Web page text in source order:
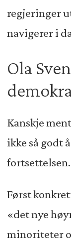
regjeringer
navigerer i
Ola
Kanskje
ikke så godt
fortsettelsen.
Først
«det nye
minoriteter